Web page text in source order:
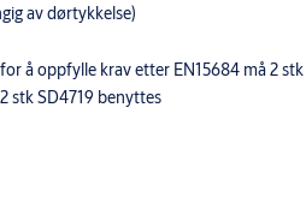
av dørtykkelse)
å oppfylle krav etter EN15684 må 2 stk
stk SD4719 benyttes